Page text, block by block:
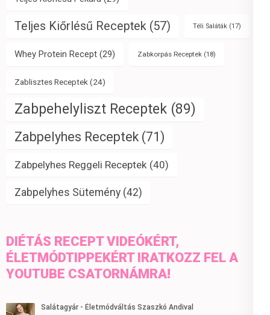
Teljes Kiőrlésű Receptek (57) Téli Saláták (17)
Whey Protein Recept (29) Zabkorpás Receptek (18)
Zablisztes Receptek (24)
Zabpehelyliszt Receptek (89)
Zabpelyhes Receptek (71)
Zabpelyhes Reggeli Receptek (40)
Zabpelyhes Sütemény (42)
DIÉTÁS RECEPT VIDEÓKÉRT,
ÉLETMÓDTIPPEKÉRT IRATKOZZ FEL A
YOUTUBE CSATORNÁMRA!